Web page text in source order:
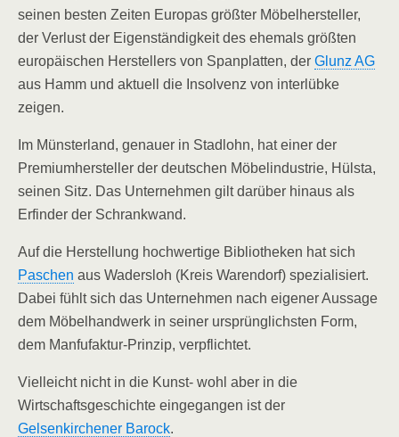
seinen besten Zeiten Europas größter Möbelhersteller,
der Verlust der Eigenständigkeit des ehemals größten
europäischen Herstellers von Spanplatten, der Glunz AG
aus Hamm und aktuell die Insolvenz von interlübke
zeigen.
Im Münsterland, genauer in Stadlohn, hat einer der
Premiumhersteller der deutschen Möbelindustrie, Hülsta,
seinen Sitz. Das Unternehmen gilt darüber hinaus als
Erfinder der Schrankwand.
Auf die Herstellung hochwertige Bibliotheken hat sich
Paschen aus Wadersloh (Kreis Warendorf) spezialisiert.
Dabei fühlt sich das Unternehmen nach eigener Aussage
dem Möbelhandwerk in seiner ursprünglichsten Form,
dem Manfufaktur-Prinzip, verpflichtet.
Vielleicht nicht in die Kunst- wohl aber in die
Wirtschaftsgeschichte eingegangen ist der
Gelsenkirchener Barock.